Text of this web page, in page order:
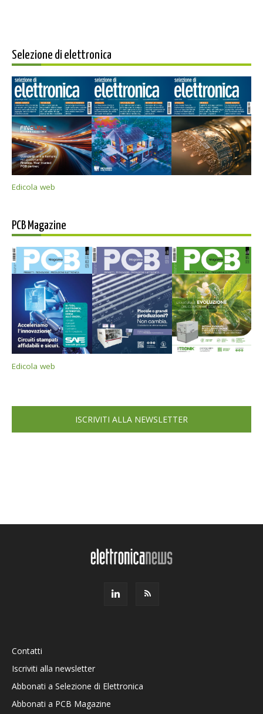
Selezione di elettronica
Edicola web
PCB Magazine
Edicola web
ISCRIVITI ALLA NEWSLETTER
Contatti
Iscriviti alla newsletter
Abbonati a Selezione di Elettronica
Abbonati a PCB Magazine